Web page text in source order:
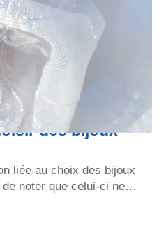
des bijoux
liée au choix des bijoux
noter que celui-ci ne…